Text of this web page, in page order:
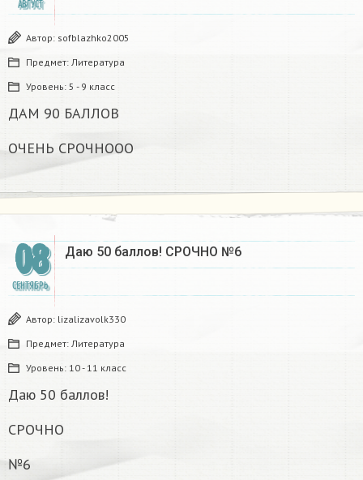
АВГУСТ
Автор: sofblazhko2005
Предмет: Литература
Уровень: 5 - 9 класс
ДАМ 90 БАЛЛОВ
ОЧЕНЬ СРОЧНООО
08
СЕНТЯБРЬ
Даю 50 баллов! СРОЧНО №6
Автор: lizalizavolk330
Предмет: Литература
Уровень: 10 - 11 класс
Даю 50 баллов!
СРОЧНО
№6